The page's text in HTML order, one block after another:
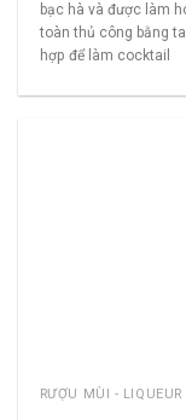
bạc hà và được làm
toàn thủ công bằng
hợp để làm cocktail
RƯỢU MÙI - LIQUEUR